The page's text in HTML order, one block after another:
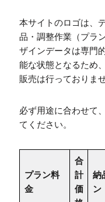
本サイトのロゴは、
品・調整作業（プラ
ザインデータは専門
能な状態となるため
販売は行っておりませ
必ず用途に合わせて
てください。
プラン料
金
合
計
価
納
ン